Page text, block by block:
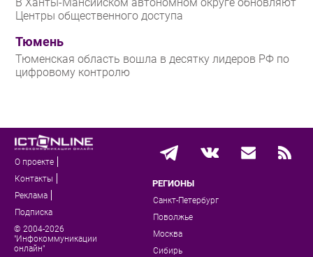
Центры общественного доступа
Тюмень
Тюменская область вошла в десятку лидеров РФ по
цифровому контролю
О проекте
Контакты
Реклама
Подписка
© 2004-2026
"Инфокоммуникации
онлайн"
РЕГИОНЫ
Санкт-Петербург
Поволжье
Москва
Сибирь